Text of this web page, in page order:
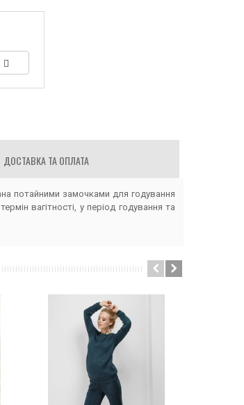
ДОСТАВКА ТА ОПЛАТА
потайними замочками для годування
вагітності, у період годування та